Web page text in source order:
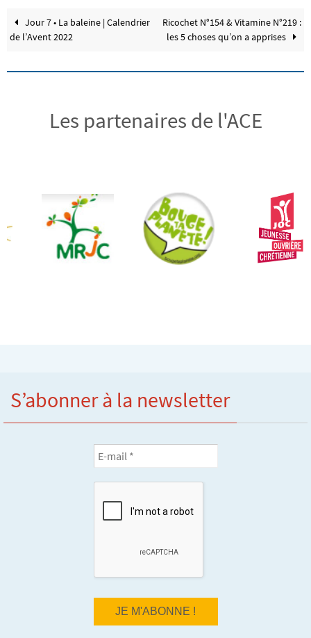
Jour 7 • La baleine | Calendrier
de l’Avent 2022
Ricochet N°154 & Vitamine N°219 :
les 5 choses qu’on a apprises
Les partenaires de l'ACE
S’abonner à la newsletter